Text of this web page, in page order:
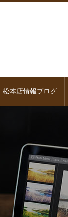
松本店情報ブログ